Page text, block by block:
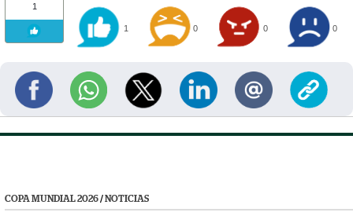
1
1 0 0 0
COPA MUNDIAL 2026/ NOTICIAS